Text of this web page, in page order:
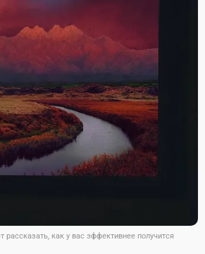
как у вас эффективнее получится